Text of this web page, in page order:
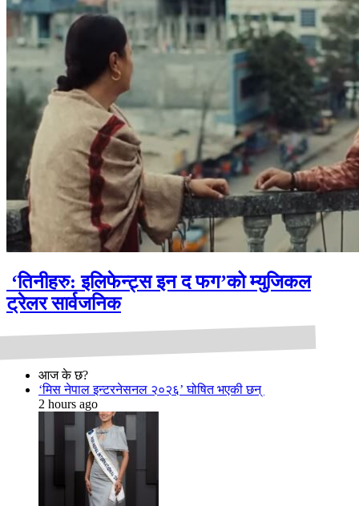
‘तिनीहरु: इलिफेन्ट्स इन द फग’को म्युजिकल
ट्रेलर सार्वजनिक
आज के छ?
‘मिस नेपाल इन्टरनेसनल २०२६’ घोषित भएकी छन्
2 hours ago